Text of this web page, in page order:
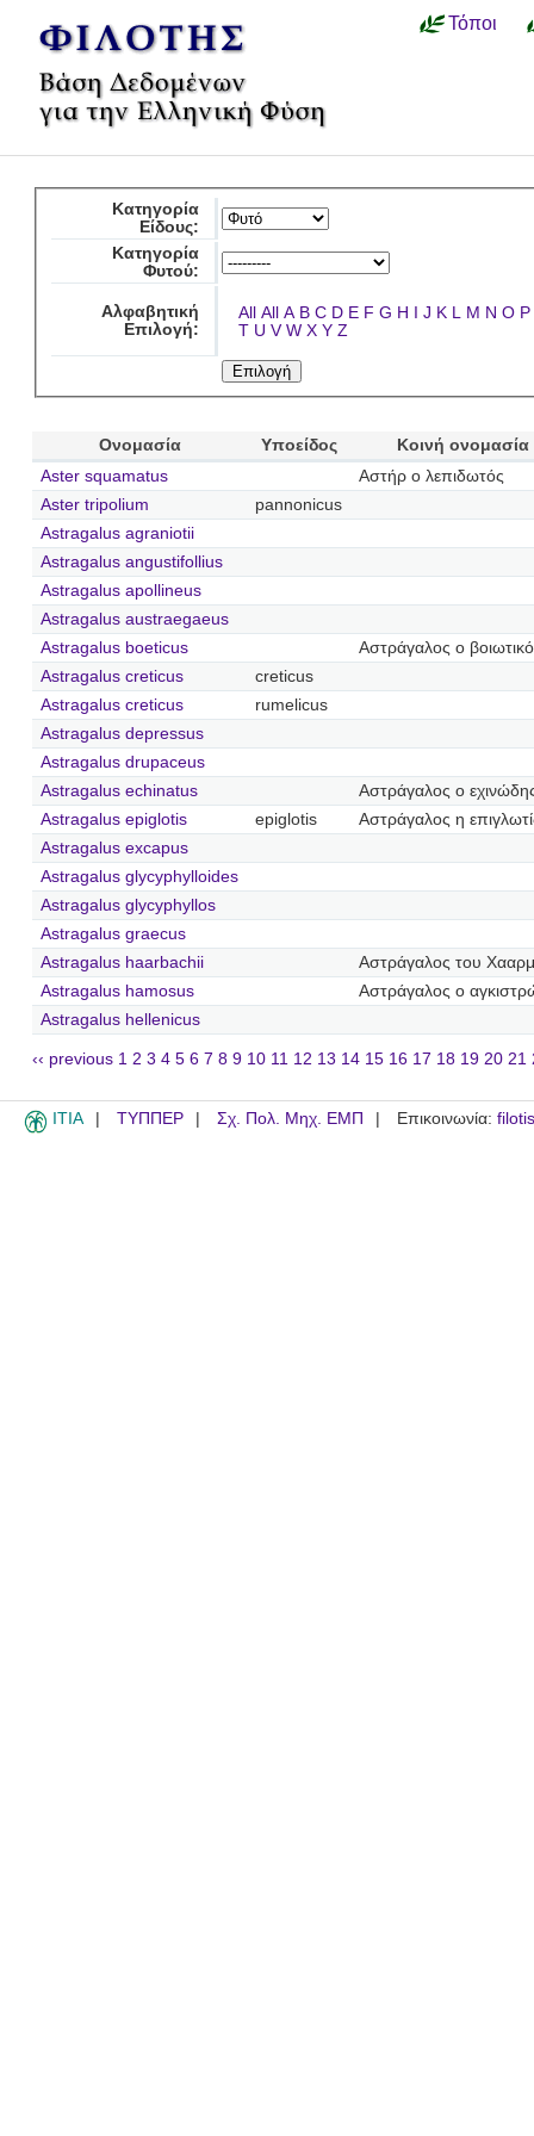
Τόποι
Κατηγορία
Είδους:
Κατηγορία
Φυτού:
Αλφαβητική
Επιλογή:
All All A B C D E F G H I J K L M N O P
T U V W X Y Z
Ονομασία Υποείδος
Κοινή ονομασία
Aster squamatus
Αστήρ ο λεπιδωτός
Aster tripolium
pannonicus
Astragalus agraniotii
Astragalus angustifollius
Astragalus apollineus
Astragalus austraegaeus
Astragalus boeticus
Αστράγαλος ο
Astragalus creticus
creticus
Astragalus creticus
rumelicus
Astragalus depressus
Astragalus drupaceus
Astragalus echinatus
Αστράγαλος ο
Astragalus epiglotis
epiglotis
Αστράγαλος η
Astragalus excapus
Astragalus glycyphylloides
Astragalus glycyphyllos
Astragalus graecus
Astragalus haarbachii
Αστράγαλος του
Astragalus hamosus
Αστράγαλος ο
Astragalus hellenicus
‹‹ previous 1 2 3 4 5 6 7 8 9 10 11 12 13 14 15 16 17 18 19 20 21
ITIA ΤΥΠΠΕΡ Σχ. Πολ. Μηχ. ΕΜΠ Επικοινωνία: